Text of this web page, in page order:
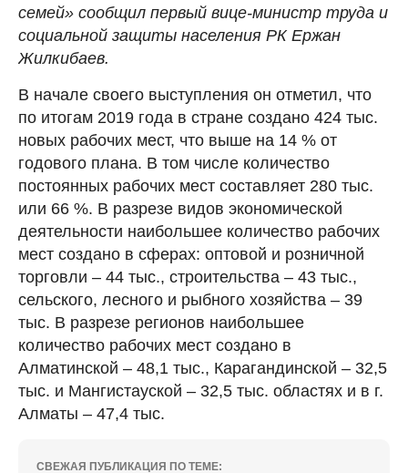
семей» сообщил первый вице-министр труда и
социальной защиты населения РК Ержан
Жилкибаев.
В начале своего выступления он отметил, что
по итогам 2019 года в стране создано 424 тыс.
новых рабочих мест, что выше на 14 % от
годового плана. В том числе количество
постоянных рабочих мест составляет 280 тыс.
или 66 %. В разрезе видов экономической
деятельности наибольшее количество рабочих
мест создано в сферах: оптовой и розничной
торговли – 44 тыс., строительства – 43 тыс.,
сельского, лесного и рыбного хозяйства – 39
тыс. В разрезе регионов наибольшее
количество рабочих мест создано в
Алматинской – 48,1 тыс., Карагандинской – 32,5
тыс. и Мангистауской – 32,5 тыс. областях и в г.
Алматы – 47,4 тыс.
СВЕЖАЯ ПУБЛИКАЦИЯ ПО ТЕМЕ: